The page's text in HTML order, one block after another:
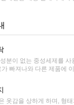
분이 없는 중성세제를 사
가 빠져나와 다른 제품에
옷감을 상하게 하며, 형